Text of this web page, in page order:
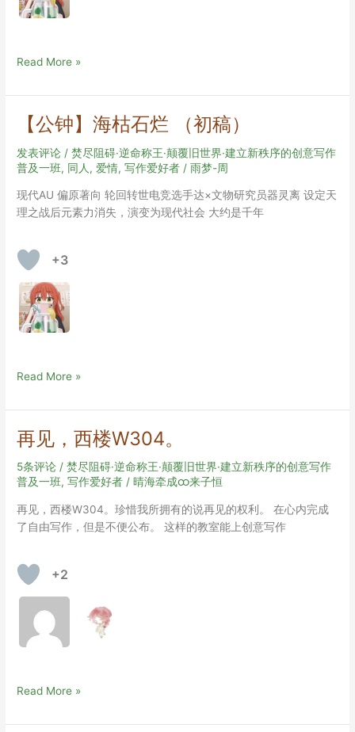
人
大
头
脑
暴
Read More »
【公钟】海枯石烂 （初稿）
发表评论 /焚尽阻碍·逆命称王·颠覆旧世界·建立新秩序的创意写作
普及一班, 同人 , 爱情,写作爱好者 /雨梦-周
现代AU 偏原著向 轮回转世电竞选手达×文物研究员器灵离 设定天
理之战后元素力消失，演变为现代社会 大约是千年
+3
【公
海
枯
石
烂
（初
Read More »
再见，西楼W304。
5条评论 /焚尽阻碍·逆命称王·颠覆旧世界·建立新秩序的创意写作
普及一班,写作爱好者 /晴海牵成ထ来子恒
再见，西楼W304。珍惜我所拥有的说再见的权利。 在心内完成
了自由写作，但是不便公布。 这样的教室能上创意写作
+2
再
西
Read More »